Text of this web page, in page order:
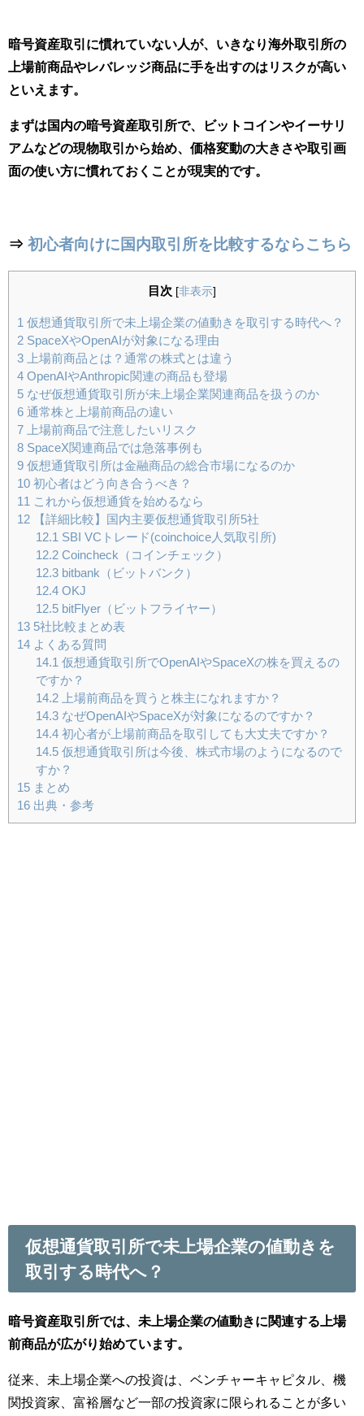
暗号資産取引に慣れていない人が、いきなり海外取引所の
上場前商品やレバレッジ商品に手を出すのはリスクが高い
といえます。
まずは国内の暗号資産取引所で、ビットコインやイーサリ
アムなどの現物取引から始め、価格変動の大きさや取引画
面の使い方に慣れておくことが現実的です。
⇒ 初心者向けに国内取引所を比較するならこちら
目次 [非表示]
1 仮想通貨取引所で未上場企業の値動きを取引する時代へ？
2 SpaceXやOpenAIが対象になる理由
3 上場前商品とは？通常の株式とは違う
4 OpenAIやAnthropic関連の商品も登場
5 なぜ仮想通貨取引所が未上場企業関連商品を扱うのか
6 通常株と上場前商品の違い
7 上場前商品で注意したいリスク
8 SpaceX関連商品では急落事例も
9 仮想通貨取引所は金融商品の総合市場になるのか
10 初心者はどう向き合うべき？
11
これから仮想通貨を始めるなら
12 【詳細比較】国内主要仮想通貨取引所5社
12.1 SBI VCトレード(coinchoice人気取引所)
12.2Coincheck（コインチェック）
12.3bitbank（ビットバンク）
12.4OKJ
12.5bitFlyer（ビットフライヤー）
13 5社比較まとめ表
14 よくある質問
14.1 仮想通貨取引所でOpenAIやSpaceXの株を買えるの
ですか？
14.2上場前商品を買うと株主になれますか？
14.3なぜOpenAIやSpaceXが対象になるのですか？
14.4初心者が上場前商品を取引しても大丈夫ですか？
14.5仮想通貨取引所は今後、株式市場のようになるので
すか？
15 まとめ
16 出典・参考
仮想通貨取引所で未上場企業の値動きを
取引する時代へ？
暗号資産取引所では、未上場企業の値動きに関連する上場
前商品が広がり始めています。
従来、未上場企業への投資は、ベンチャーキャピタル、機
関投資家、富裕層など一部の投資家に限られることが多い